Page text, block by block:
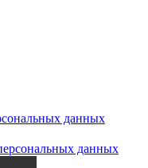
данных
данных